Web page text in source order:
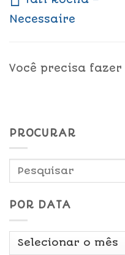
Necessaire
Você precisa fazer
PROCURAR
POR DATA
Por